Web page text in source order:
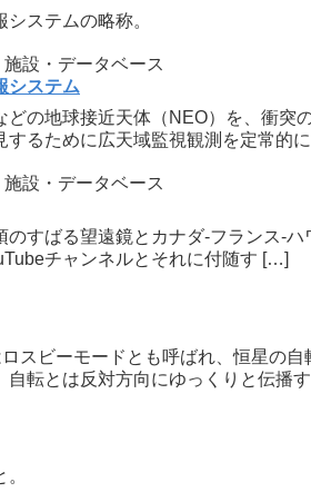
システムの略称。
設・データベース
システム
どの地球接近天体（NEO）を、衝
するために広天域監視観測を定常的
設・データベース
のすばる望遠鏡とカナダ-フランス-
チャンネルとそれに付随す […]
スビーモードとも呼ばれ、恒星の
自転とは反対方向にゆっくりと伝播